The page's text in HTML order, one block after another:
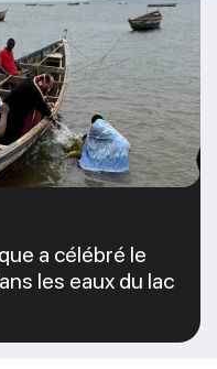
a célébré le
les eaux du lac